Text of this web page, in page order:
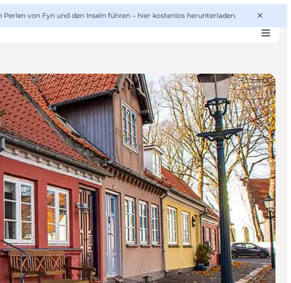
von Fyn und den Inseln führen – hier kostenlos herunterladen.